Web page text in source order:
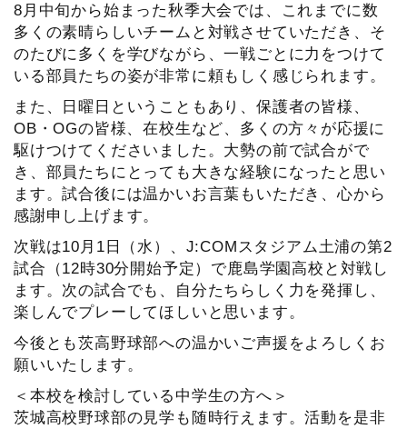
8月中旬から始まった秋季大会では、これまでに数
多くの素晴らしいチームと対戦させていただき、そ
のたびに多くを学びながら、一戦ごとに力をつけて
いる部員たちの姿が非常に頼もしく感じられます。
また、日曜日ということもあり、保護者の皆様、
OB・OGの皆様、在校生など、多くの方々が応援に
駆けつけてくださいました。大勢の前で試合がで
き、部員たちにとっても大きな経験になったと思い
ます。試合後には温かいお言葉もいただき、心から
感謝申し上げます。
次戦は10月1日（水）、J:COMスタジアム土浦の第2
試合（12時30分開始予定）で鹿島学園高校と対戦し
ます。次の試合でも、自分たちらしく力を発揮し、
楽しんでプレーしてほしいと思います。
今後とも茨高野球部への温かいご声援をよろしくお
願いいたします。
＜本校を検討している中学生の方へ＞
茨城高校野球部の見学も随時行えます。活動を是非